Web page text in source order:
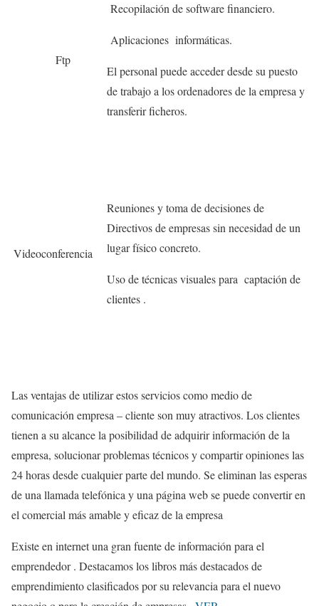
Ftp
Recopilación de software financiero.
Aplicaciones informáticas.
El personal puede acceder desde su puesto
de trabajo a los ordenadores de la empresa y
transferir ficheros.
Videoconferencia
Reuniones y toma de decisiones de
Directivos de empresas sin necesidad de un
lugar físico concreto.
Uso de técnicas visuales para captación de
clientes .
Las ventajas de utilizar estos servicios como medio de
comunicación empresa – cliente son muy atractivos. Los clientes
tienen a su alcance la posibilidad de adquirir información de la
empresa, solucionar problemas técnicos y compartir opiniones las
24 horas desde cualquier parte del mundo. Se eliminan las esperas
de una llamada telefónica y una página web se puede convertir en
el comercial más amable y eficaz de la empresa
Existe en internet una gran fuente de información para el
emprendedor . Destacamos los libros más destacados de
emprendimiento clasificados por su relevancia para el nuevo